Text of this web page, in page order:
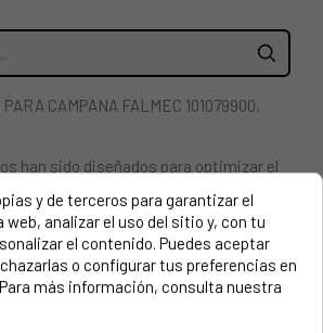
CAMPANA FALMEC 101079900,
han sido diseñados para optimizar el
lavar en el lavavajillas.
mm
y de terceros para garantizar el
analizar el uso del sitio y, con tu
el contenido. Puedes aceptar
o configurar tus preferencias en
más información, consulta nuestra